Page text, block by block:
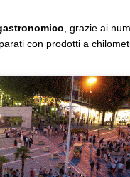
, grazie ai
con prodotti a